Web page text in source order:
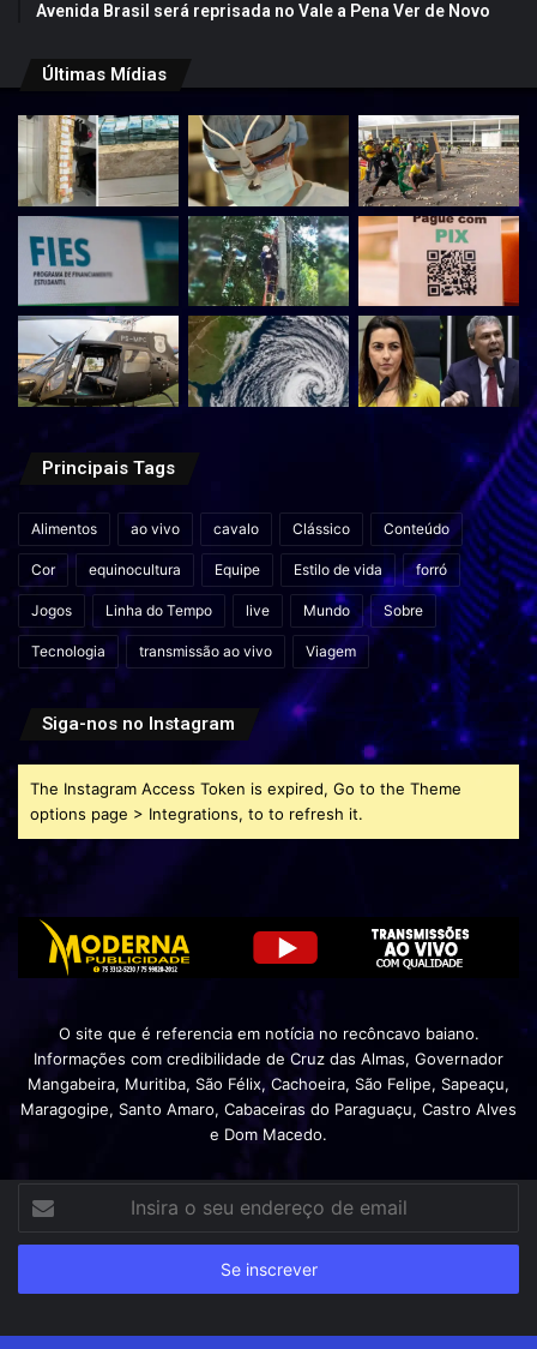
Avenida Brasil será reprisada no Vale a Pena Ver de Novo
Últimas Mídias
Principais Tags
Alimentos ao vivo cavalo Clássico Conteúdo
Cor equinocultura Equipe Estilo de vida forró
Jogos Linha do Tempo live Mundo Sobre
Tecnologia transmissão ao vivo Viagem
Siga-nos no Instagram
The Instagram Access Token is expired, Go to the Theme
options page > Integrations, to to refresh it.
O site que é referencia em notícia no recôncavo baiano.
Informações com credibilidade de Cruz das Almas, Governador
Mangabeira, Muritiba, São Félix, Cachoeira, São Felipe, Sapeaçu,
Maragogipe, Santo Amaro, Cabaceiras do Paraguaçu, Castro Alves
e Dom Macedo.
seu
de